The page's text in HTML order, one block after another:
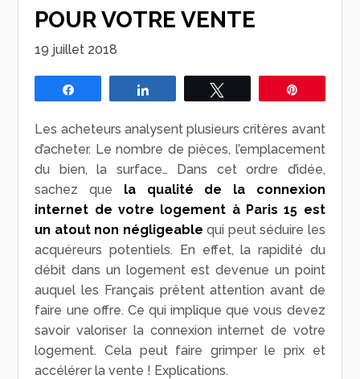
POUR VOTRE VENTE
19 juillet 2018
Les acheteurs analysent plusieurs critères avant
d’acheter. Le nombre de pièces, l’emplacement
du bien, la surface… Dans cet ordre d’idée,
sachez que la qualité de la connexion
internet de votre logement à Paris 15 est
un atout non négligeable qui peut séduire les
acquéreurs potentiels. En effet, la rapidité du
débit dans un logement est devenue un point
auquel les Français prêtent attention avant de
faire une offre. Ce qui implique que vous devez
savoir valoriser la connexion internet de votre
logement. Cela peut faire grimper le prix et
accélérer la vente ! Explications.